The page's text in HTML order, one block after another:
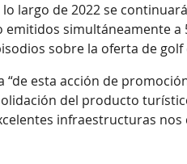
largo de 2022 se
simultáneamente
sobre la oferta de
esta acción de
del producto
infraestructuras nos